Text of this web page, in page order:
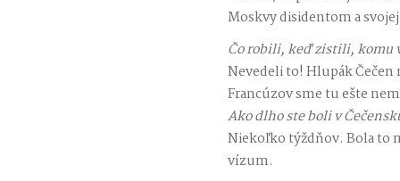
Moskvy disidentom a
Čo robili, keď zistili, komu
Nevedeli to! Hlupák
Francúzov sme tu ešte
Ako dlho ste boli v
Niekoľko týždňov. Bola to
vízum.